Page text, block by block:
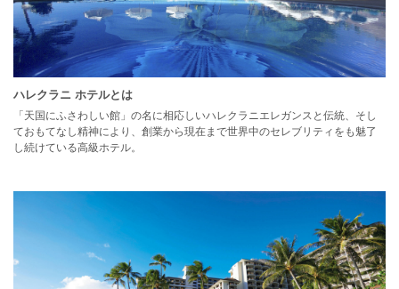
ハレクラニ ホテルとは
「天国にふさわしい館」の名に相応しいハレクラニエレガンスと伝統、そし
ておもてなし精神により、創業から現在まで世界中のセレブリティをも魅了
し続けている高級ホテル。